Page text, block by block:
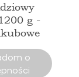
g -
o